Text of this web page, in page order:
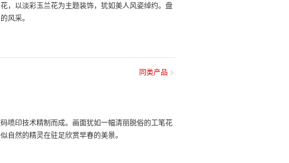
，以淡彩玉兰花为主题装饰，犹如美人风姿绰约。盘
风采。
同类产品
喷印技术精制而成。画面犹如一幅清丽脱俗的工笔花
自然的精灵在驻足欣赏早春的美景。